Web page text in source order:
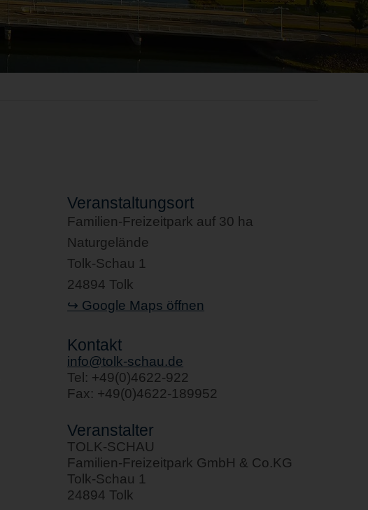
Veranstaltungsort
Familien-Freizeitpark auf 30 ha
Naturgelände
Tolk-Schau 1
24894 Tolk
↪ Google Maps öffnen
Kontakt
info@tolk-schau.de
Tel: +49(0)4622-922
Fax: +49(0)4622-189952
Veranstalter
TOLK-SCHAU
Familien-Freizeitpark GmbH & Co.KG
Tolk-Schau 1
24894 Tolk